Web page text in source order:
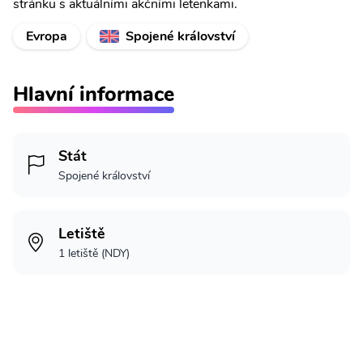
stránku s aktuálními akčními letenkami.
Evropa
Spojené království
Hlavní informace
Stát
Spojené království
Letiště
1 letiště (NDY)